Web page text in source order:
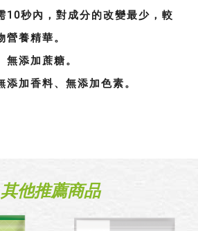
10秒內，對成分的改變最少，較
營養精華。
無添加蔗糖。
添加香料、無添加色素。
他推薦商品